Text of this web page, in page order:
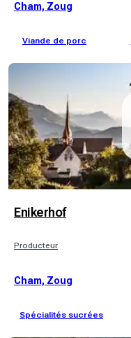
Cham, Zoug
Viande de porc
Enikerhof
Producteur
Cham, Zoug
Spécialités sucrées